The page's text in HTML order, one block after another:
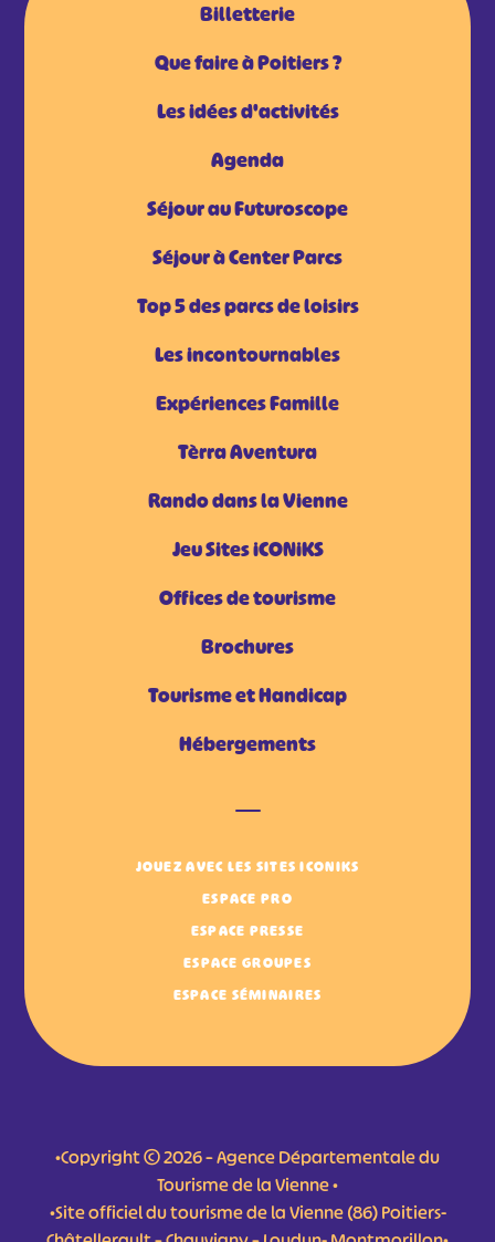
Billetterie
Que faire à Poitiers ?
Les idées d'activités
Agenda
Séjour au Futuroscope
Séjour à Center Parcs
Top 5 des parcs de loisirs
Les incontournables
Expériences Famille
Tèrra Aventura
Rando dans la Vienne
Jeu Sites iCONiKS
Offices de tourisme
Brochures
Tourisme et Handicap
Hébergements
JOUEZ AVEC LES SITES ICONIKS
ESPACE PRO
ESPACE PRESSE
ESPACE GROUPES
ESPACE SÉMINAIRES
•Copyright © 2026 – Agence Départementale du
Tourisme de la Vienne •
•Site officiel du tourisme de la Vienne (86) Poitiers-